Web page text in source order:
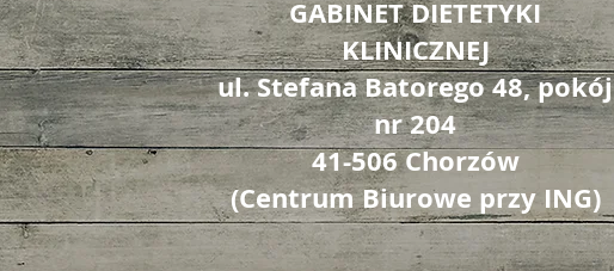
GABINET DIETETYKI
KLINICZNEJ
ul. Stefana Batorego 48, pokój
nr 204
41-506 Chorzów
(Centrum Biurowe przy ING)